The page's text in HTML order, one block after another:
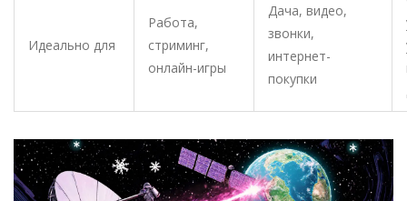
Идеально для
Работа,
стриминг,
онлайн-игры
Дача, видео,
звонки,
интернет-
покупки